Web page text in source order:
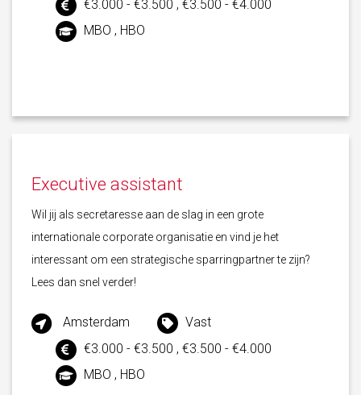
€3.000 - €3.500 , €3.500 - €4.000
MBO , HBO
Executive assistant
Wil jij als secretaresse aan de slag in een grote
internationale corporate organisatie en vind je het
interessant om een strategische sparringpartner te zijn?
Lees dan snel verder!
Amsterdam
Vast
€3.000 - €3.500 , €3.500 - €4.000
MBO , HBO